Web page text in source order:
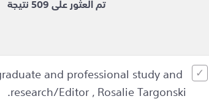
تم العثور على 509 نتيجة
and professional study and
research/Editor , Rosalie Targonski.